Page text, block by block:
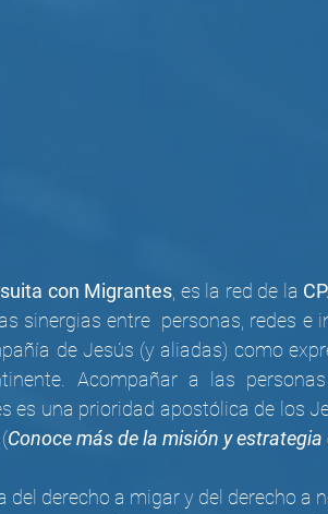
con Migrantes, es la red de la
sinergias entre  personas, redes
de Jesús (y aliadas) como
Acompañar a las
es una prioridad apostólica de los
Conoce más de la misión y estrategia
del derecho a migar y del derecho